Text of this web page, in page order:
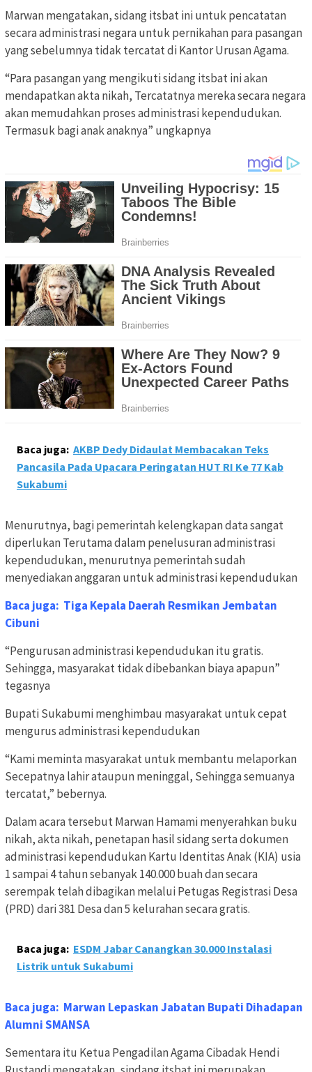
Marwan mengatakan, sidang itsbat ini untuk pencatatan
secara administrasi negara untuk pernikahan para pasangan
yang sebelumnya tidak tercatat di Kantor Urusan Agama.
“Para pasangan yang mengikuti sidang itsbat ini akan
mendapatkan akta nikah, Tercatatnya mereka secara negara
akan memudahkan proses administrasi kependudukan.
Termasuk bagi anak anaknya” ungkapnya
Baca juga: AKBP Dedy Didaulat Membacakan Teks
Pancasila Pada Upacara Peringatan HUT RI Ke 77 Kab
Sukabumi
Menurutnya, bagi pemerintah kelengkapan data sangat
diperlukan Terutama dalam penelusuran administrasi
kependudukan, menurutnya pemerintah sudah
menyediakan anggaran untuk administrasi kependudukan
Baca juga: Tiga Kepala Daerah Resmikan Jembatan
Cibuni
“Pengurusan administrasi kependudukan itu gratis.
Sehingga, masyarakat tidak dibebankan biaya apapun”
tegasnya
Bupati Sukabumi menghimbau masyarakat untuk cepat
mengurus administrasi kependudukan
“Kami meminta masyarakat untuk membantu melaporkan
Secepatnya lahir ataupun meninggal, Sehingga semuanya
tercatat,” bebernya.
Dalam acara tersebut Marwan Hamami menyerahkan buku
nikah, akta nikah, penetapan hasil sidang serta dokumen
administrasi kependudukan Kartu Identitas Anak (KIA) usia
1 sampai 4 tahun sebanyak 140.000 buah dan secara
serempak telah dibagikan melalui Petugas Registrasi Desa
(PRD) dari 381 Desa dan 5 kelurahan secara gratis.
Baca juga: ESDM Jabar Canangkan 30.000 Instalasi
Listrik untuk Sukabumi
Baca juga: Marwan Lepaskan Jabatan Bupati Dihadapan
Alumni SMANSA
Sementara itu Ketua Pengadilan Agama Cibadak Hendi